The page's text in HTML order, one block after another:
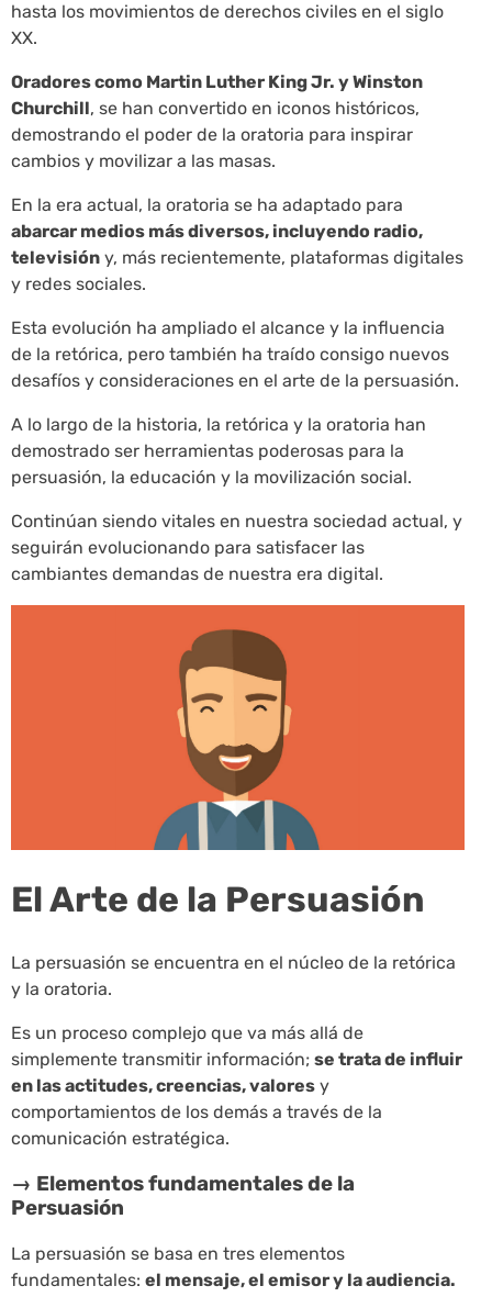
hasta los movimientos de derechos civiles en el siglo
XX.
Oradores como Martin Luther King Jr. y Winston
Churchill, se han convertido en iconos históricos,
demostrando el poder de la oratoria para inspirar
cambios y movilizar a las masas.
En la era actual, la oratoria se ha adaptado para
abarcar medios más diversos, incluyendo radio,
televisión y, más recientemente, plataformas digitales
y redes sociales.
Esta evolución ha ampliado el alcance y la influencia
de la retórica, pero también ha traído consigo nuevos
desafíos y consideraciones en el arte de la persuasión.
A lo largo de la historia, la retórica y la oratoria han
demostrado ser herramientas poderosas para la
persuasión, la educación y la movilización social.
Continúan siendo vitales en nuestra sociedad actual, y
seguirán evolucionando para satisfacer las
cambiantes demandas de nuestra era digital.
El Arte de la Persuasión
La persuasión se encuentra en el núcleo de la retórica
y la oratoria.
Es un proceso complejo que va más allá de
simplemente transmitir información; se trata de influir
en las actitudes, creencias, valores y
comportamientos de los demás a través de la
comunicación estratégica.
→ Elementos fundamentales de la
Persuasión
La persuasión se basa en tres elementos
fundamentales: el mensaje, el emisor y la audiencia.